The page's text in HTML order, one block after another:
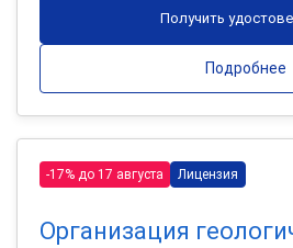
Получить
Подробнее
-17% до 17 августа Лицензия
Организация